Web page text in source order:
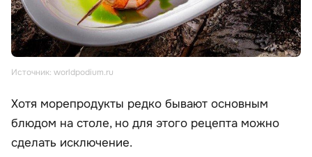
Источник: worldpodium.ru
Хотя морепродукты редко бывают основным
блюдом на столе, но для этого рецепта можно
сделать исключение.